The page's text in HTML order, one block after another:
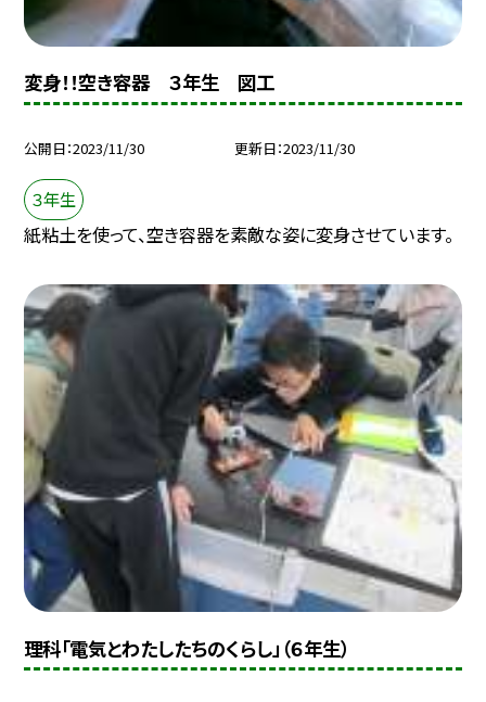
変身！！空き容器 ３年生 図工
公開日 2023/11/30 更新日 2023/11/30
３年生
紙粘土を使って、空き容器を素敵な姿に変身させています。
理科「電気とわたしたちのくらし」（６年生）